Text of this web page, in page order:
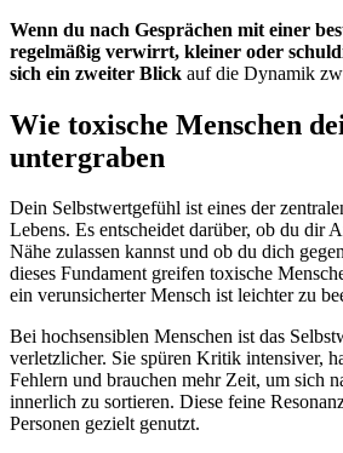
Wenn du nach Gesprächen mit einer
regelmäßig verwirrt, kleiner oder
sich ein zweiter Blick auf die Dynamik
Wie toxische Menschen
untergraben
Dein Selbstwertgefühl ist eines der
Lebens. Es entscheidet darüber, ob du dir
Nähe zulassen kannst und ob du dich
dieses Fundament greifen toxische
ein verunsicherter Mensch ist leichter zu
Bei hochsensiblen Menschen ist das
verletzlicher. Sie spüren Kritik intensiver,
Fehlern und brauchen mehr Zeit, um sich
innerlich zu sortieren. Diese feine
Personen gezielt genutzt.